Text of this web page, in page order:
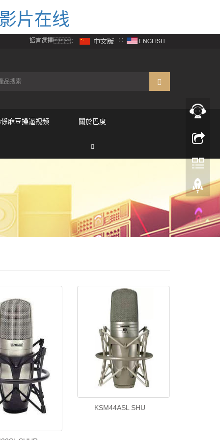
片在线
語言選擇： ∷
麻豆操逼视频 關於巴度
KSM44ASL SHU